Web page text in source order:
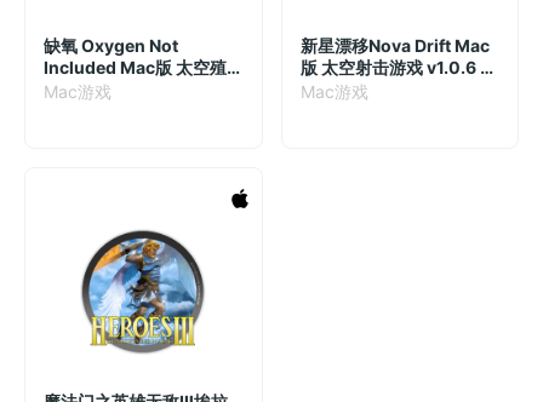
缺氧 Oxygen Not
Included Mac版 太空殖
民模拟经营游戏 v623711
Mac游戏
新星漂移Nova Drift Mac
版 太空射击游戏 v1.0.6 中
文原生版
Mac游戏